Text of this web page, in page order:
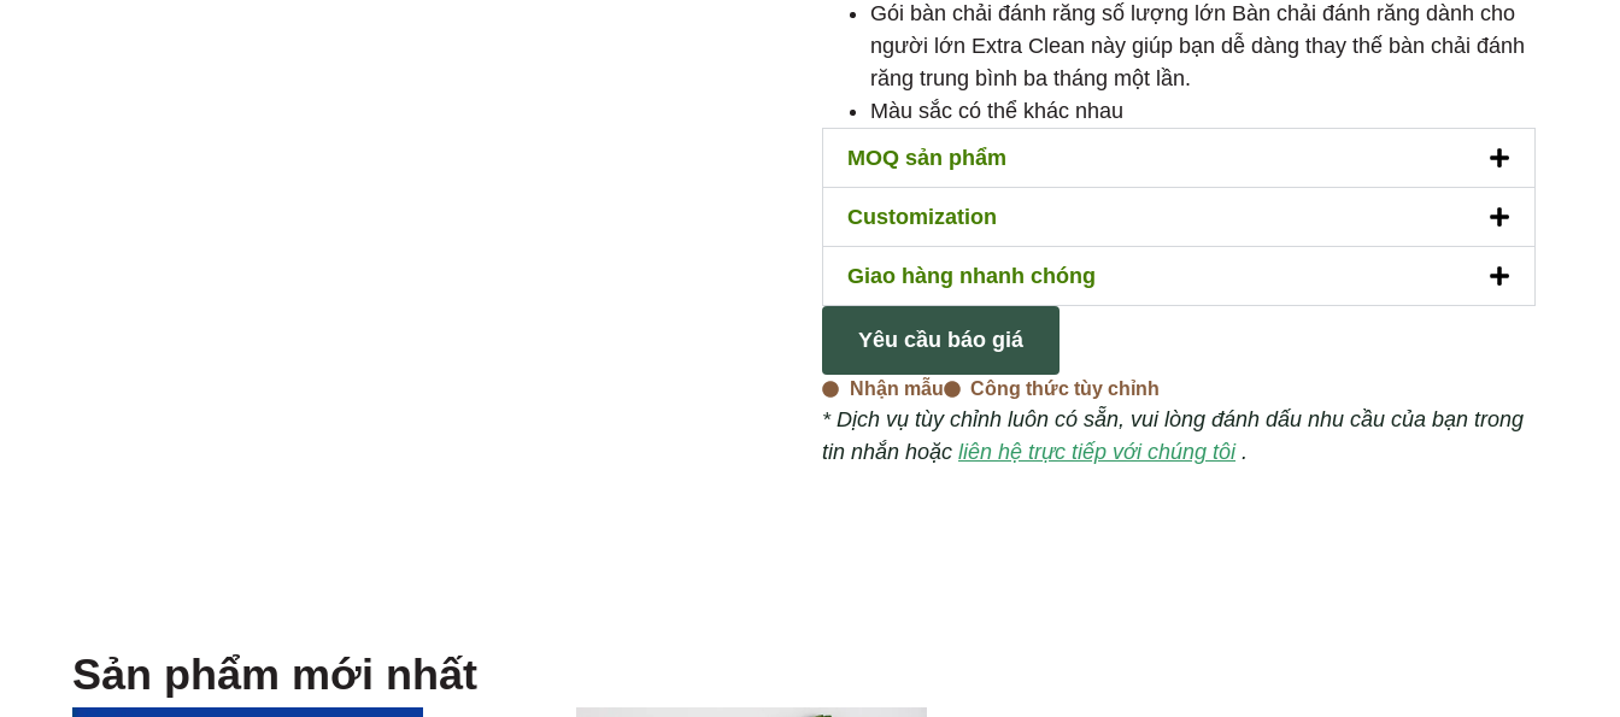
Gói bàn chải đánh răng số lượng lớn Bàn chải đánh răng dành cho
người lớn Extra Clean này giúp bạn dễ dàng thay thế bàn chải đánh
răng trung bình ba tháng một lần.
Màu sắc có thể khác nhau
MOQ sản phẩm
Customization
Giao hàng nhanh chóng
Yêu cầu báo giá
Nhận mẫu Công thức tùy chỉnh
* Dịch vụ tùy chỉnh luôn có sẵn, vui lòng đánh dấu nhu cầu của bạn trong
tin nhắn hoặc liên hệ trực tiếp với chúng tôi.
Sản phẩm mới nhất